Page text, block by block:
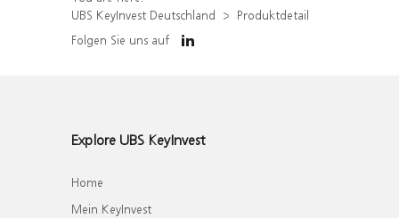
UBS KeyInvest Deutschland
Produktdetail
Folgen Sie uns auf
Explore UBS KeyInvest
Home
Mein KeyInvest